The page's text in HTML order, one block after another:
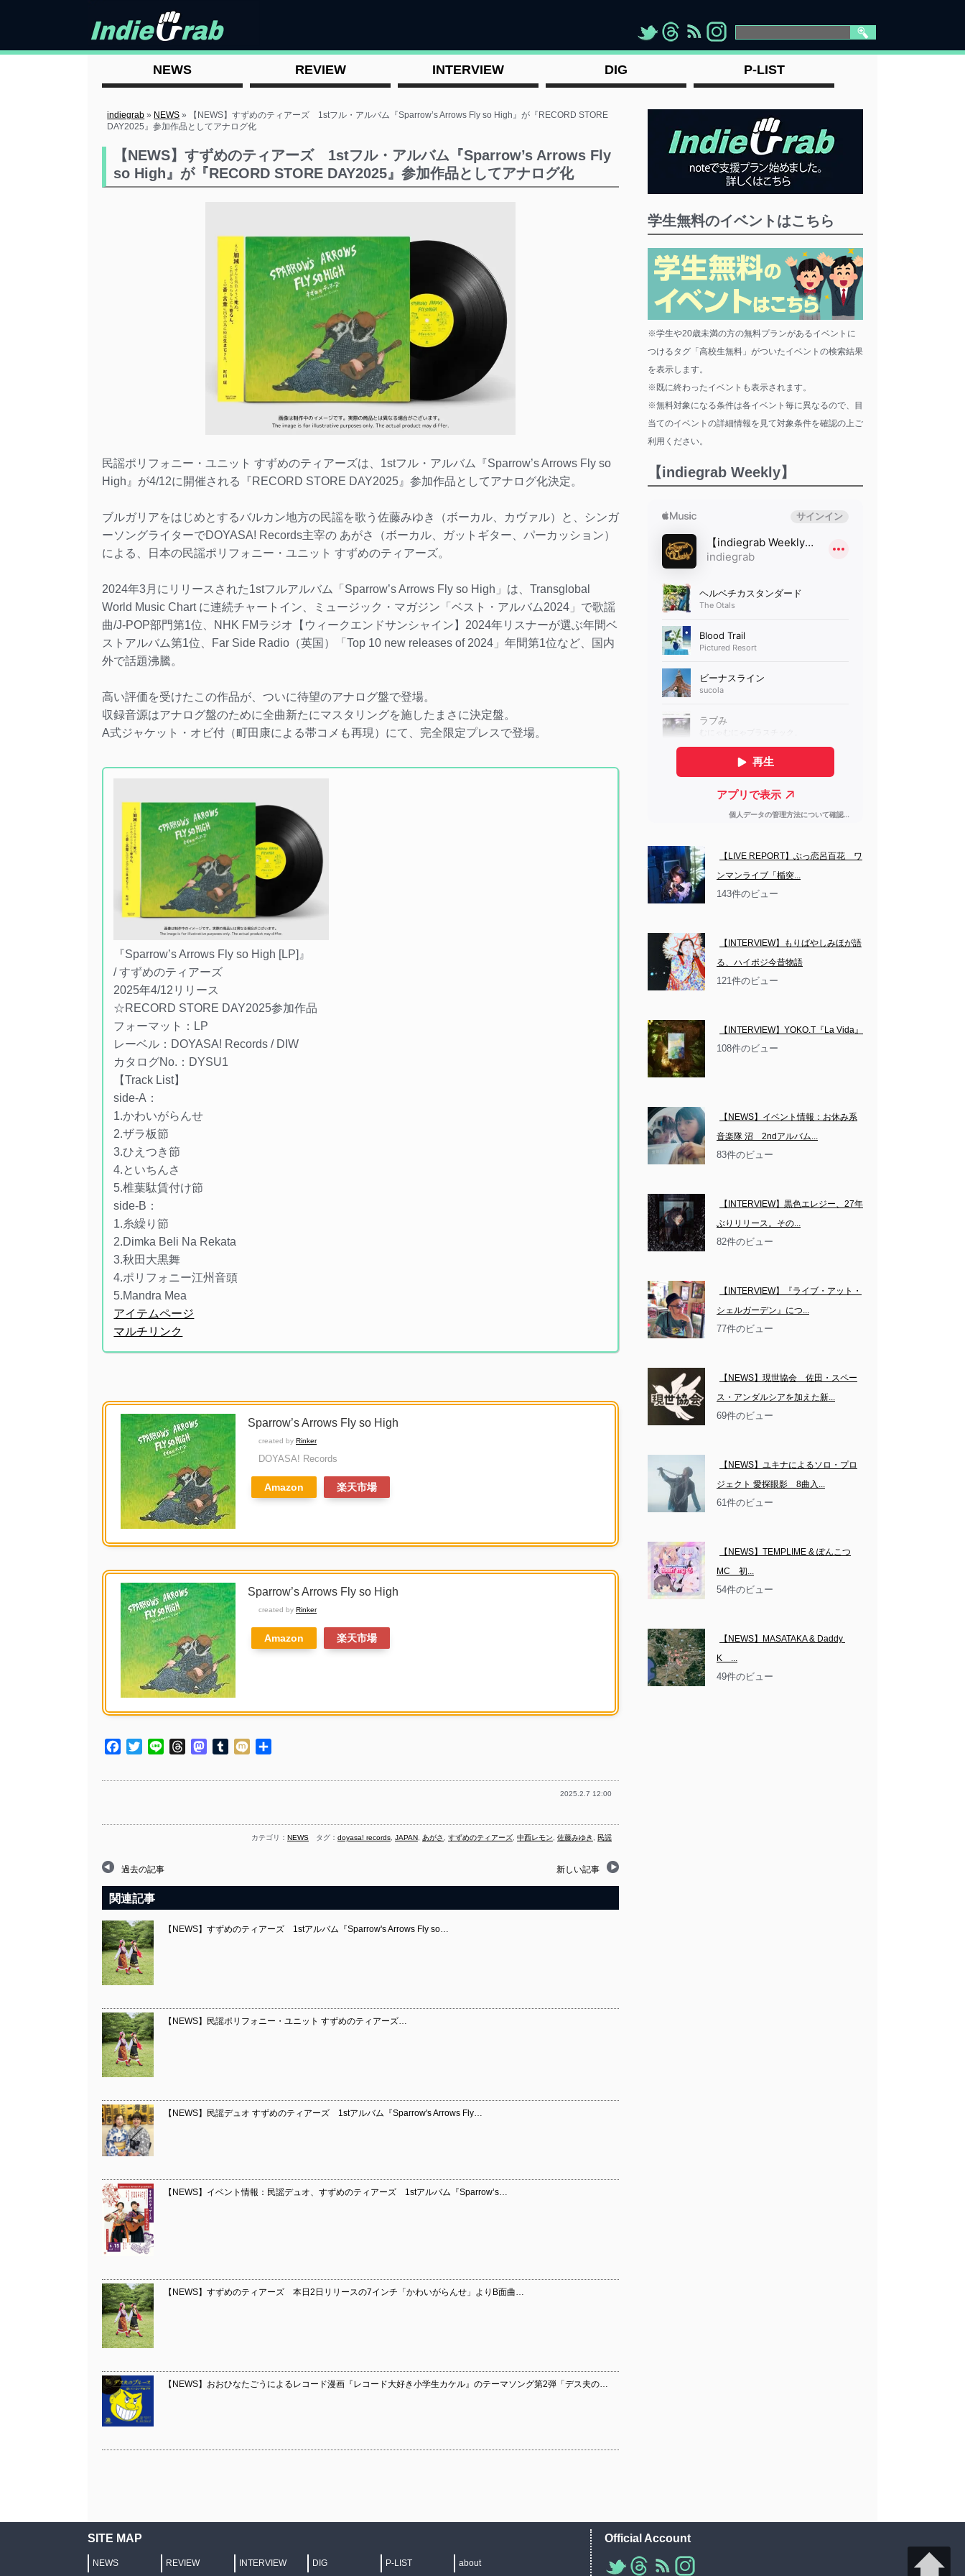
"> "> "> " >
NEWS REVIEW INTERVIEW DIG P-LIST
indiegrab » NEWS »
【NEWS】すずめのティアーズ 1stフル・アルバム『Sparrow’s Arrows Fly so High』が『RECORD STORE
DAY2025』参加作品としてアナログ化
【NEWS】すずめのティアーズ 1stフル・アルバム『Sparrow’s Arrows Fly
so High』が『RECORD STORE DAY2025』参加作品としてアナログ化
民謡ポリフォニー・ユニット すずめのティアーズは、1stフル・アルバム『Sparrow’s Arrows Fly so
High』が4/12に開催される『RECORD STORE DAY2025』参加作品としてアナログ化決定。
ブルガリアをはじめとするバルカン地方の民謡を歌う佐藤みゆき（ボーカル、カヴァル）と、シンガ
ーソングライターでDOYASA! Records主宰の あがさ（ボーカル、ガットギター、パーカッション）
による、日本の民謡ポリフォニー・ユニット すずめのティアーズ。
2024年3月にリリースされた1stフルアルバム「Sparrow’s Arrows Fly so High」は、Transglobal
World Music Chart に連続チャートイン、ミュージック・マガジン「ベスト・アルバム2024」で歌謡
曲/J-POP部門第1位、NHK FMラジオ【ウィークエンドサンシャイン】2024年リスナーが選ぶ年間ベ
ストアルバム第1位、Far Side Radio（英国）「Top 10 new releases of 2024」年間第1位など、国内
外で話題沸騰。
高い評価を受けたこの作品が、ついに待望のアナログ盤で登場。
収録音源はアナログ盤のために全曲新たにマスタリングを施したまさに決定盤。
A式ジャケット・オビ付（町田康による帯コメも再現）にて、完全限定プレスで登場。
『Sparrow’s Arrows Fly so High [LP]』
/ すずめのティアーズ
2025年4/12リリース
☆RECORD STORE DAY2025参加作品
フォーマット：LP
レーベル：DOYASA! Records / DIW
カタログNo.：DYSU1
【Track List】
side-A：
1.かわいがらんせ
2.ザラ板節
3.ひえつき節
4.といちんさ
5.椎葉駄賃付け節
side-B：
1.糸繰り節
2.Dimka Beli Na Rekata
3.秋田大黒舞
4.ポリフォニー江州音頭
5.Mandra Mea
アイテムページ
マルチリンク
Sparrow’s Arrows Fly so High
created by Rinker
DOYASA! Records
Amazon 楽天市場
Sparrow’s Arrows Fly so High
created by Rinker
Amazon 楽天市場
Facebook
TwitterLine ThreadsMastodon
TumblrMixi
2025.2.7 12:00
カテゴリ： NEWS タグ： doyasa! records JAPAN あがさ すずめのティアーズ 中西レモン 佐藤みゆき 民謡
過去の記事 新しい記事
関連記事
【NEWS】すずめのティアーズ 1stアルバム『Sparrow's Arrows Fly so…
【NEWS】民謡ポリフォニー・ユニット すずめのティアーズ…
【NEWS】民謡デュオ すずめのティアーズ 1stアルバム『Sparrow's Arrows Fly…
【NEWS】イベント情報：民謡デュオ、すずめのティアーズ 1stアルバム『Sparrow’s…
【NEWS】すずめのティアーズ 本日2日リリースの7インチ「かわいがらんせ」よりB面曲…
【NEWS】おおひなたごうによるレコード漫画『レコード大好き小学生カケル』のテーマソング第2弾「デス夫の…
学生無料のイベントはこちら
※学生や20歳未満の方の無料プランがあるイベントに
つけるタグ「高校生無料」がついたイベントの検索結果
を表示します。
※既に終わったイベントも表示されます。
※無料対象になる条件は各イベント毎に異なるので、目
当てのイベントの詳細情報を見て対象条件を確認の上ご
利用ください。
【indiegrab Weekly】
【LIVE REPORT】ぶっ恋呂百花　ワ
ンマンライブ「楯突...
143件のビュー
【INTERVIEW】もりばやしみほが語
る、ハイポジ今昔物語
121件のビュー
【INTERVIEW】YOKO.T『La Vida』
108件のビュー
【NEWS】イベント情報：お休み系
音楽隊 沼　2ndアルバム...
83件のビュー
【INTERVIEW】黒色エレジー、27年
ぶりリリース。その...
82件のビュー
【INTERVIEW】『ライブ・アット・
シェルガーデン』につ...
77件のビュー
【NEWS】現世協会　佐田・スペー
ス・アンダルシアを加えた新...
69件のビュー
【NEWS】ユキナによるソロ・プロ
ジェクト 愛探眼影　8曲入...
61件のビュー
【NEWS】TEMPLIME & ぽんこつ
MC　初...
54件のビュー
【NEWS】MASATAKA & Daddy
K　...
49件のビュー
SITE MAP
NEWS REVIEW INTERVIEW DIG P-LIST about
Official Account